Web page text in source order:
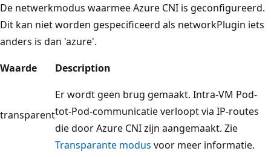
De netwerkmodus waarmee Azure CNI is geconfigureerd.
Dit kan niet worden gespecificeerd als networkPlugin iets
anders is dan 'azure'.
Waarde
Description
transparent
Er wordt geen brug gemaakt. Intra-VM Pod-
tot-Pod-communicatie verloopt via IP-routes
die door Azure CNI zijn aangemaakt. Zie
Transparante modus voor meer informatie.